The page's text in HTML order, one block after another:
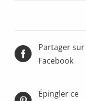
Partager sur
Facebook
Épingler ce